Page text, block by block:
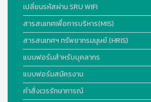
เปลี่ยนรหัสผ่าน SRU WIFI
สารสนเทศเพื่อการบริหาร(MIS)
สารสนเทศฯ ทรัพยากรมนุษย์ (HRIS)
แบบฟอร์มสำหรับบุคลากร
แบบฟอร์มสมัครงาน
คำสั่งเวรรักษาการณ์